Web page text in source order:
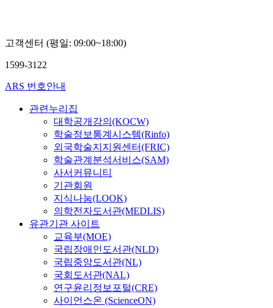
고객센터 (평일: 09:00~18:00)
1599-3122
ARS 번호안내
관련누리집
대학공개강의(KOCW)
학술정보통계시스템(Rinfo)
외국학술지지원센터(FRIC)
학술관계분석서비스(SAM)
사서커뮤니티
기관회원
지식나눔(LOOK)
의학전자도서관(MEDLIS)
유관기관 사이트
교육부(MOE)
국립장애인도서관(NLD)
국립중앙도서관(NL)
국회도서관(NAL)
연구윤리정보포털(CRE)
사이언스온 (ScienceON)